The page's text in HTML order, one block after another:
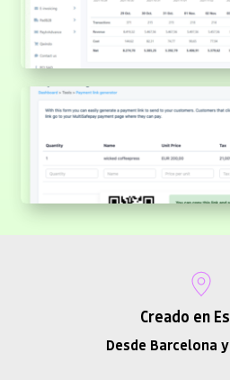
Creado en
Desde Barcelona